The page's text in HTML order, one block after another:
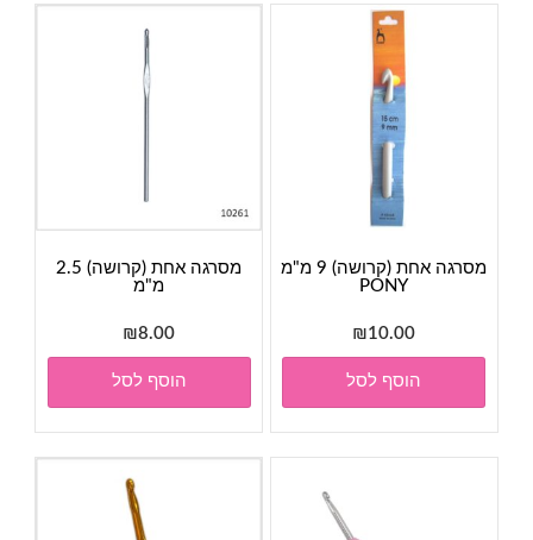
מסרגה אחת (קרושה) 9 מ"מ
PONY
₪10.00
הוסף לסל
מסרגה אחת (קרושה) 2.5
מ"מ
₪8.00
הוסף לסל